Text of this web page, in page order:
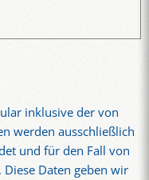
inklusive der von
werden ausschließlich
und für den Fall von
Daten geben wir